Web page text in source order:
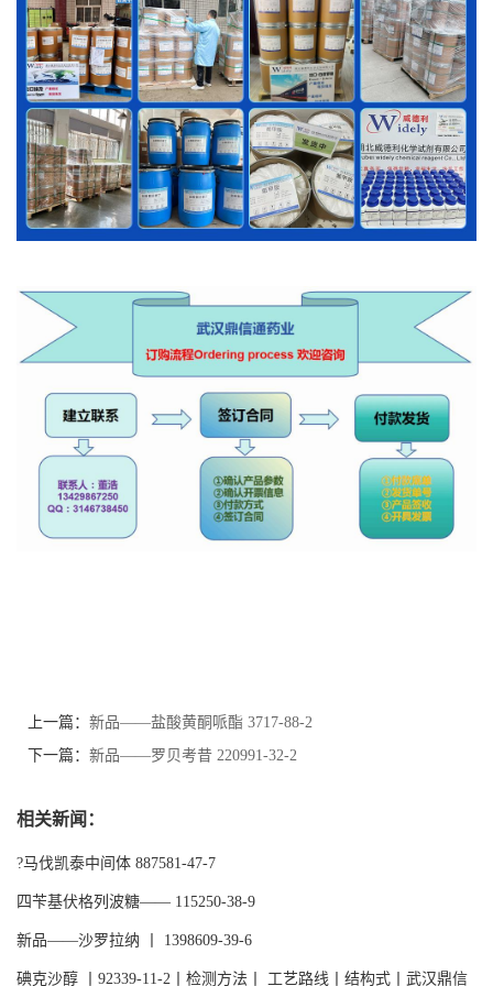
上一篇： 新品——盐酸黄酮哌酯 3717-88-2
下一篇： 新品——罗贝考昔 220991-32-2
相关新闻：
?马伐凯泰中间体 887581-47-7
四苄基伏格列波糖—— 115250-38-9
新品——沙罗拉纳 丨 1398609-39-6
碘克沙醇 丨92339-11-2丨检测方法丨 工艺路线丨结构式丨武汉鼎信